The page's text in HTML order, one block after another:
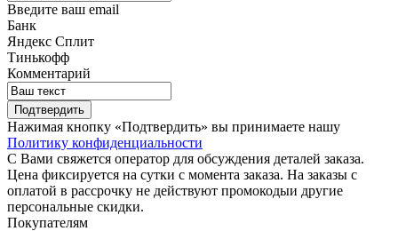
Введите ваш email
Банк
Яндекс Сплит
Тинькофф
Комментарий
Подтвердить
Нажимая кнопку «Подтвердить» вы принимаете нашу
Политику конфиденциальности
С Вами свяжется оператор для обсуждения деталей заказа.
Цена фиксируется на сутки с момента заказа. На заказы с
оплатой в рассрочку не действуют промокодыи другие
персональные скидки.
Покупателям